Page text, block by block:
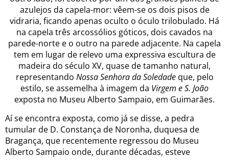
azulejos da capela-mor: vêem-se os dois pisos de
vidraria, ficando apenas oculto o óculo trilobulado. Há
na capela três arcossólios góticos, dois cavados na
parede-norte e o outro na parede adjacente. Na capela
tem em lugar de relevo uma expressiva escultura de
madeira do século XV, quase de tamanho natural,
representando Nossa Senhora da Soledadeque, pelo
estilo, se assemelha à imagem da Virgem e S. João
exposta no Museu Alberto Sampaio, em Guimarães.
Aí se encontra exposta, como já se disse, a pedra
tumular de D. Constança de Noronha, duquesa de
Bragança, que recentemente regressou do Museu
Alberto Sampaio onde, durante décadas, esteve